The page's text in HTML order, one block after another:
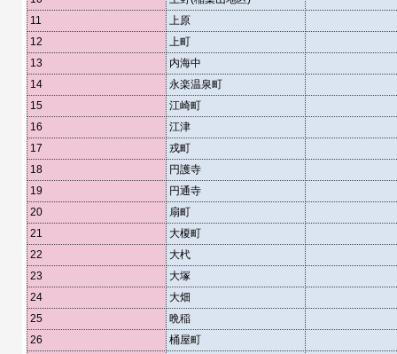
11
上原
12
上町
13
内海中
14
永楽温泉町
15
江崎町
16
江津
17
戎町
18
円護寺
19
円通寺
20
扇町
21
大榎町
22
大杙
23
大塚
24
大畑
25
晩稲
26
桶屋町